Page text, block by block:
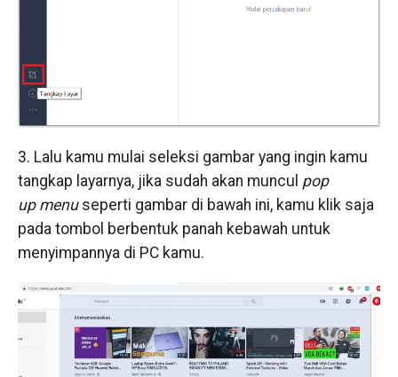
3. Lalu kamu mulai seleksi gambar yang ingin kamu
tangkap layarnya, jika sudah akan muncul pop
up menu seperti gambar di bawah ini, kamu klik saja
pada tombol berbentuk panah kebawah untuk
menyimpannya di PC kamu.